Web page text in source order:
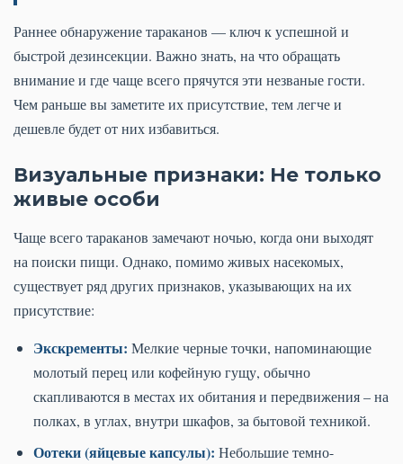
Раннее обнаружение тараканов — ключ к успешной и
быстрой дезинсекции. Важно знать, на что обращать
внимание и где чаще всего прячутся эти незваные гости.
Чем раньше вы заметите их присутствие, тем легче и
дешевле будет от них избавиться.
Визуальные признаки: Не только
живые особи
Чаще всего тараканов замечают ночью, когда они выходят
на поиски пищи. Однако, помимо живых насекомых,
существует ряд других признаков, указывающих на их
присутствие:
Экскременты: Мелкие черные точки, напоминающие
молотый перец или кофейную гущу, обычно
скапливаются в местах их обитания и передвижения – на
полках, в углах, внутри шкафов, за бытовой техникой.
Оотеки (яйцевые капсулы): Небольшие темно-